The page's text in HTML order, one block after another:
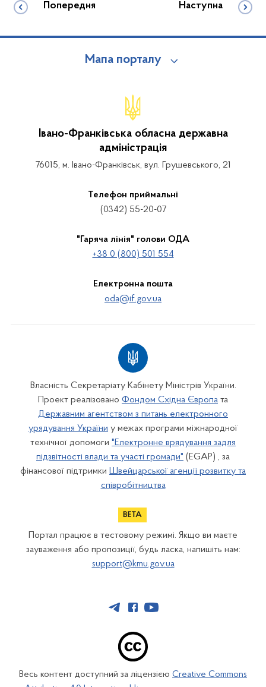
Попередня Наступна
Мапа порталу
Івано-Франківська обласна державна
адміністрація
76015, м. Івано-Франківськ, вул. Грушевського, 21
Телефон приймальні
(0342) 55-20-07
"Гаряча лінія" голови ОДА
+38 0 (800) 501 554
Електронна пошта
oda@if.gov.ua
Власність Секретаріату Кабінету Міністрів України.
Проект реалізовано Фондом Східна Європа та
Державним агентством з питань електронного
урядування України у межах програми міжнародної
технічної допомоги "Електронне врядування задля
підзвітності влади та участі громади" (EGAP) , за
фінансової підтримки Швейцарської агенції розвитку та
співробітництва
Портал працює в тестовому режимі. Якщо ви маєте
зауваження або пропозиції, будь ласка, напишіть нам:
support@kmu.gov.ua
Весь контент доступний за ліцензією Creative Commons